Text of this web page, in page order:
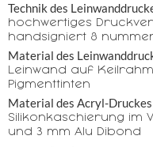
Technik des
hochwertiges
handsigniert &
Material des
Leinwand auf
Pigmenttinten
Material des Acryl-Druckes
Silikonkaschierung im
und 3 mm Alu Dibond